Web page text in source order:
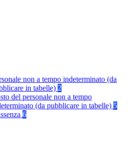
non a tempo indeterminato (da
in tabelle) 2
del personale non a tempo
(da pubblicare in tabelle) 5
6